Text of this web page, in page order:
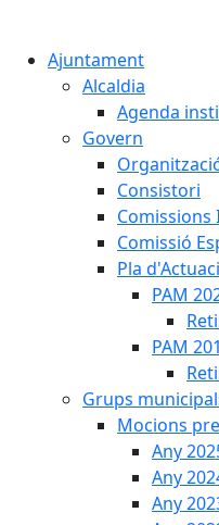
Ajuntament
Alcaldia
Agenda
Govern
Consistori
Comissió
Pla
PAM
PAM
Grups
Mocions
Any
Any
Any